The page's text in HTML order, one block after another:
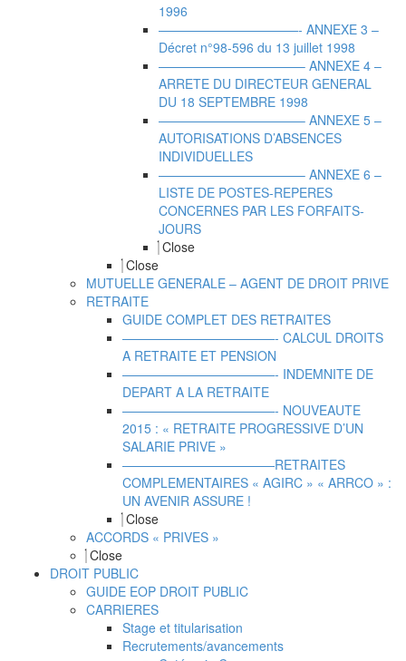
1996
———————————- ANNEXE 3 –
Décret n°98-596 du 13 juillet 1998
———————————– ANNEXE 4 –
ARRETE DU DIRECTEUR GENERAL
DU 18 SEPTEMBRE 1998
———————————– ANNEXE 5 –
AUTORISATIONS D’ABSENCES
INDIVIDUELLES
———————————– ANNEXE 6 –
LISTE DE POSTES-REPERES
CONCERNES PAR LES FORFAITS-
JOURS
Close
Close
MUTUELLE GENERALE – AGENT DE DROIT PRIVE
RETRAITE
GUIDE COMPLET DES RETRAITES
————————————- CALCUL DROITS
A RETRAITE ET PENSION
————————————- INDEMNITE DE
DEPART A LA RETRAITE
————————————- NOUVEAUTE
2015 : « RETRAITE PROGRESSIVE D’UN
SALARIE PRIVE »
————————————RETRAITES
COMPLEMENTAIRES « AGIRC » « ARRCO » :
UN AVENIR ASSURE !
Close
ACCORDS « PRIVES »
Close
DROIT PUBLIC
GUIDE EOP DROIT PUBLIC
CARRIERES
Stage et titularisation
Recrutements/avancements